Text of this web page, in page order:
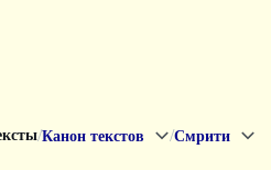
/Канон текстов /Смрити